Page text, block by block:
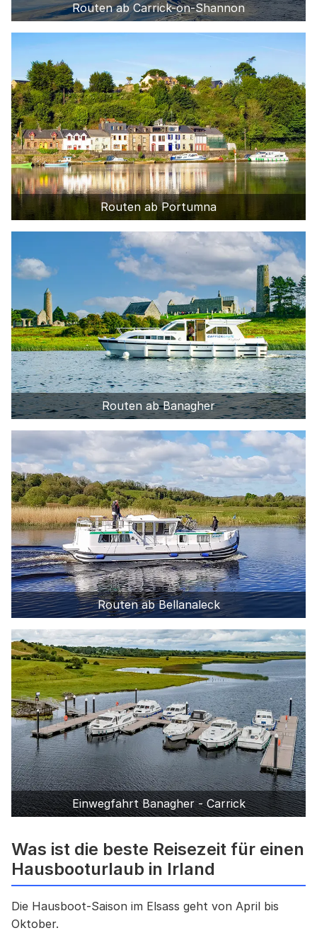
Routen ab Carrick-on-Shannon
Routen ab Portumna
Routen ab Banagher
Routen ab Bellanaleck
Einwegfahrt Banagher - Carrick
Was ist die beste Reisezeit für einen
Hausbooturlaub in Irland
Die Hausboot-Saison im Elsass geht von April bis
Oktober.